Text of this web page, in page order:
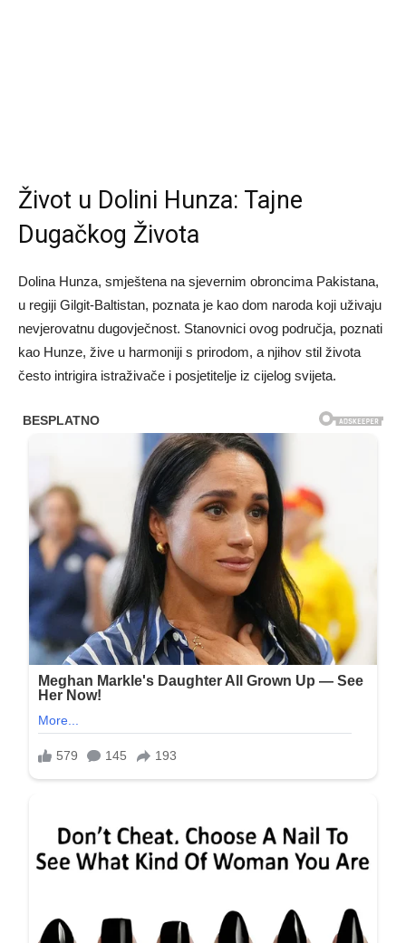
Život u Dolini Hunza: Tajne
Dugačkog Života
Dolina Hunza, smještena na sjevernim obroncima Pakistana,
u regiji Gilgit-Baltistan, poznata je kao dom naroda koji uživaju
nevjerovatnu dugovječnost. Stanovnici ovog područja, poznati
kao Hunze, žive u harmoniji s prirodom, a njihov stil života
često intrigira istraživače i posjetitelje iz cijelog svijeta.